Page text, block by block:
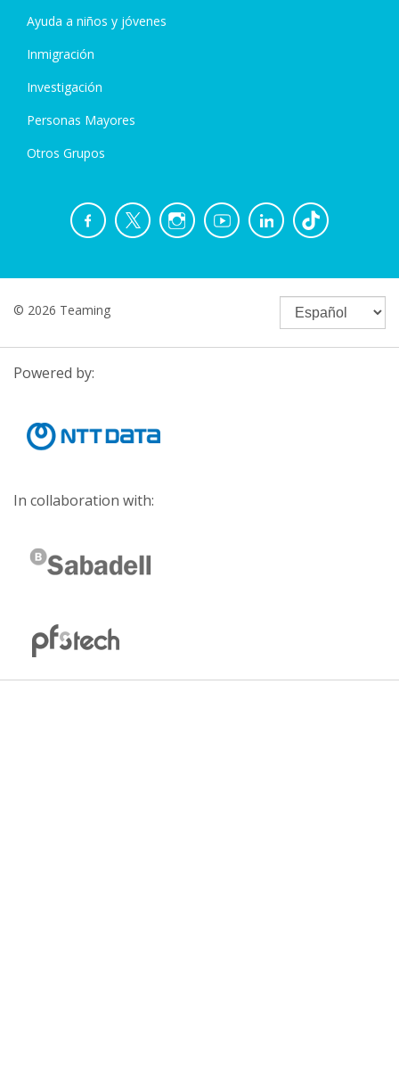
Ayuda a niños y jóvenes
Inmigración
Investigación
Personas Mayores
Otros Grupos
© 2026 Teaming
Powered by:
In collaboration with: